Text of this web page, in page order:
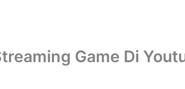
Game Di